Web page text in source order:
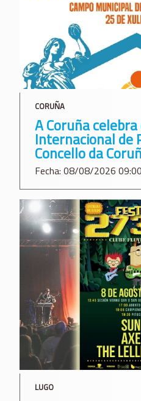
CORUÑA
A Coruña
Internacional de
Concello da
Fecha: 08/08/2026 09:00
LUGO